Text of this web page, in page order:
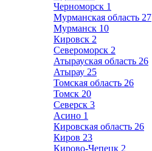
Черноморск 1
Мурманская область 27
Мурманск 10
Кировск 2
Североморск 2
Атырауская область 26
Атырау 25
Томская область 26
Томск 20
Северск 3
Асино 1
Кировская область 26
Киров 23
Кирово-Чепецк 2